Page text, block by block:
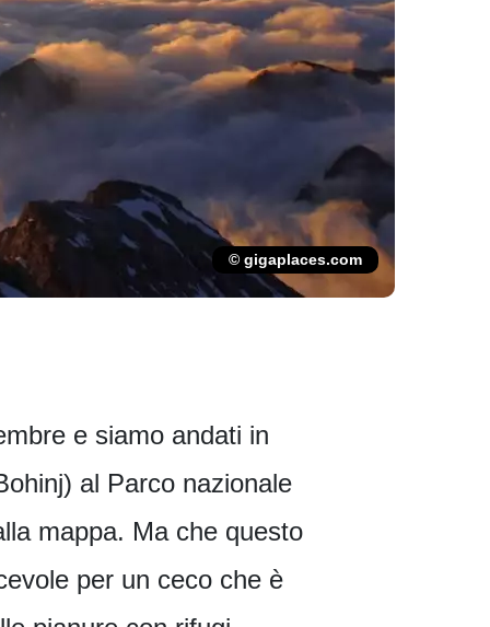
© gigaplaces.com
e siamo andati in
al Parco nazionale
mappa. Ma che questo
per un ceco che è